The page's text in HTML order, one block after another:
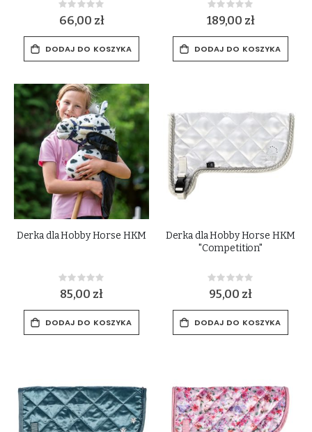
Rating:
0%
66,00 zł
DODAJ DO KOSZYKA
Rating:
0%
189,00 zł
DODAJ DO KOSZYKA
Derka dla Hobby Horse HKM
Rating:
0%
85,00 zł
DODAJ DO KOSZYKA
Derka dla Hobby Horse HKM
"Competition"
Rating:
0%
95,00 zł
DODAJ DO KOSZYKA